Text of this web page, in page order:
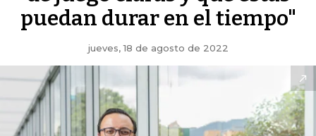
puedan durar en el tiempo"
jueves, 18 de agosto de 2022